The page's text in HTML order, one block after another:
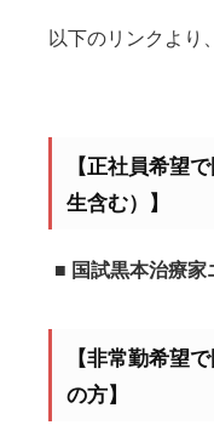
以下のリンクより
【正社員希望
生含む）】
■ 国試黒本治療家
【非常勤希望
の方】